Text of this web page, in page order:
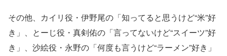
その他、カイリ役・伊野尾の「知ってると思うけど“米”好
き」、とーじ役・真剣佑の「言ってないけど“スイーツ”好
き」、沙絵役・永野の「何度も言うけど“ラーメン”好き」